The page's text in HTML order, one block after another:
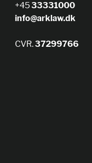
+4533331000
info@arklaw.dk
CVR.37299766